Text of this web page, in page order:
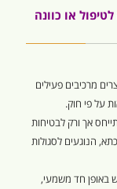
או כוונה
מרכיבים פעילים
על פי חוק.
אך ורק לבטיחות
הנוגעים לסגולות
באופן חד משמעי,